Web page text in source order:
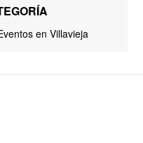
en Villavieja